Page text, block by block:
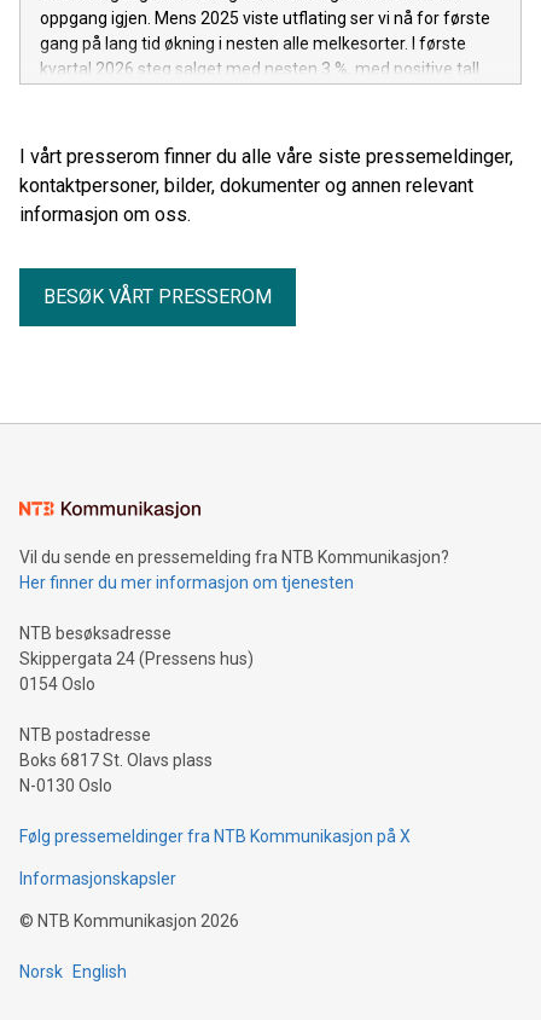
oppgang igjen. Mens 2025 viste utflating ser vi nå for første
gang på lang tid økning i nesten alle melkesorter. I første
kvartal 2026 steg salget med nesten 3 %, med positive tall
I vårt presserom finner du alle våre siste pressemeldinger,
kontaktpersoner, bilder, dokumenter og annen relevant
informasjon om oss.
BESØK VÅRT PRESSEROM
Vil du sende en pressemelding fra NTB Kommunikasjon?
Her finner du mer informasjon om tjenesten
NTB besøksadresse
Skippergata 24 (Pressens hus)
0154 Oslo
NTB postadresse
Boks 6817 St. Olavs plass
N-0130 Oslo
Følg pressemeldinger fra NTB Kommunikasjon på X
Informasjonskapsler
© NTB Kommunikasjon 2026
Norsk English